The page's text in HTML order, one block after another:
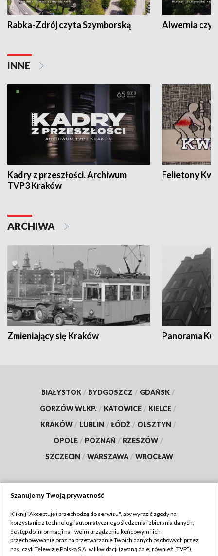
Rabka-Zdrój czyta Szymborską Alwernia
INNE
Kadry z przeszłości. Archiwum
TVP3 Kraków
Felietony
ARCHIWA
Zmieniający się Kraków Panorama
BIAŁYSTOK / BYDGOSZCZ / GDAŃSK /
GORZÓW WLKP. / KATOWICE / KIELCE /
KRAKÓW / LUBLIN / ŁÓDŹ / OLSZTYN /
OPOLE / POZNAŃ / RZESZÓW /
SZCZECIN / WARSZAWA / WROCŁAW
TVP
Abonament TVP
Regulamin TVP
Szanujemy Twoją prywatność
Kliknij "Akceptuję i przechodzę do serwisu", aby wyrazić zgody na
korzystanie z technologii automatycznego śledzenia i zbierania danych,
dostęp do informacji na Twoim urządzeniu końcowym i ich
przechowywanie oraz na przetwarzanie Twoich danych osobowych przez
nas, czyli Telewizję Polską S.A. w likwidacji (zwaną dalej również „TVP”),